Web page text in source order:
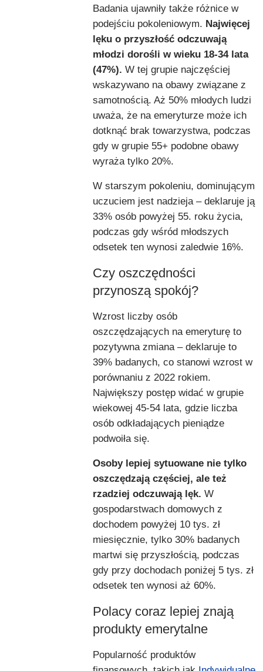
Badania ujawniły także różnice w
podejściu pokoleniowym. Najwięcej
lęku o przyszłość odczuwają
młodzi dorośli w wieku 18-34 lata
(47%). W tej grupie najczęściej
wskazywano na obawy związane z
samotnością. Aż 50% młodych ludzi
uważa, że na emeryturze może ich
dotknąć brak towarzystwa, podczas
gdy w grupie 55+ podobne obawy
wyraża tylko 20%.
W starszym pokoleniu, dominującym
uczuciem jest nadzieja – deklaruje ją
33% osób powyżej 55. roku życia,
podczas gdy wśród młodszych
odsetek ten wynosi zaledwie 16%.
Czy oszczędności
przynoszą spokój?
Wzrost liczby osób
oszczędzających na emeryturę to
pozytywna zmiana – deklaruje to
39% badanych, co stanowi wzrost w
porównaniu z 2022 rokiem.
Największy postęp widać w grupie
wiekowej 45-54 lata, gdzie liczba
osób odkładających pieniądze
podwoiła się.
Osoby lepiej sytuowane nie tylko
oszczędzają częściej, ale też
rzadziej odczuwają lęk. W
gospodarstwach domowych z
dochodem powyżej 10 tys. zł
miesięcznie, tylko 30% badanych
martwi się przyszłością, podczas
gdy przy dochodach poniżej 5 tys. zł
odsetek ten wynosi aż 60%.
Polacy coraz lepiej znają
produkty emerytalne
Popularność produktów